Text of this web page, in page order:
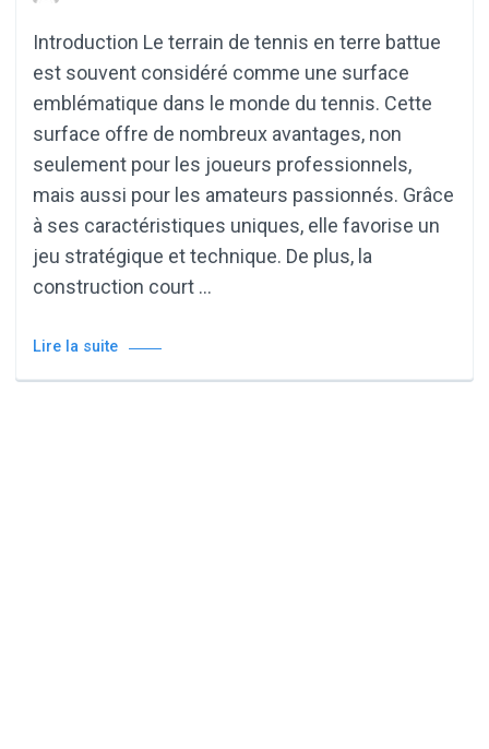
Introduction Le terrain de tennis en terre battue
est souvent considéré comme une surface
emblématique dans le monde du tennis. Cette
surface offre de nombreux avantages, non
seulement pour les joueurs professionnels,
mais aussi pour les amateurs passionnés. Grâce
à ses caractéristiques uniques, elle favorise un
jeu stratégique et technique. De plus, la
construction court …
Lire la suite